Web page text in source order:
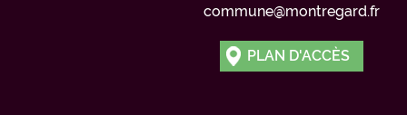
commune@montregard.fr
PLAN D'ACCÈS